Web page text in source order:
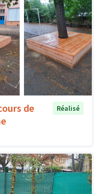
de
Réalisé